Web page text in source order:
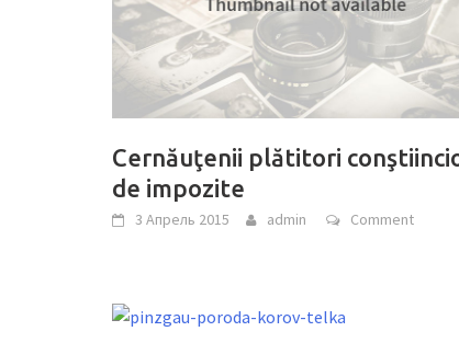
Cernăuţenii plătitori
de impozite
3 Апрель 2015 admin Comment